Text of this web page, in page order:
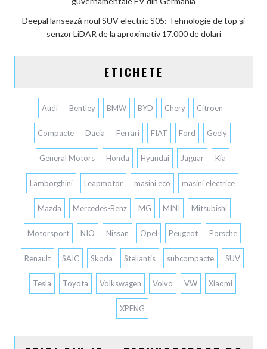
Deepal lansează noul SUV electric S05: Tehnologie de top și
senzor LiDAR de la aproximativ 17.000 de dolari
ETICHETE
Audi Bentley BMW BYD Chery Citroen
Compacte Dacia Ferrari FIAT Ford Geely
General Motors Honda Hyundai Jaguar Kia
Lamborghini Leapmotor masini eco masini electrice
Mazda Mercedes-Benz MG MINI Mitsubishi
Motorsport NIO Nissan Opel Peugeot Porsche
Renault SAIC Skoda Stellantis subcompacte SUV
Tesla Toyota Volkswagen Volvo VW Xiaomi
XPENG